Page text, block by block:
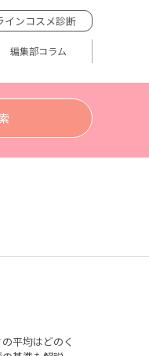
インコスメ診断
編集部コラム
平均はどのく